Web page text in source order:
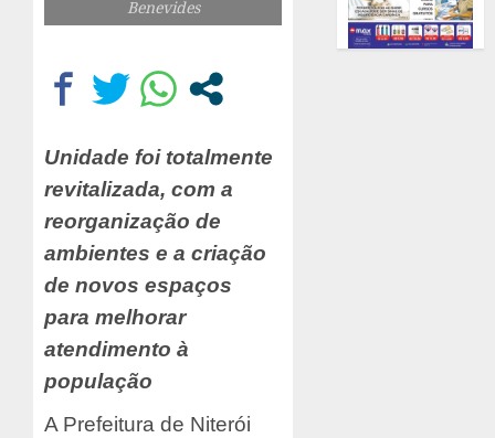
Benevides
Unidade foi totalmente
revitalizada, com a
reorganização de
ambientes e a criação
de novos espaços
para melhorar
atendimento à
população
A Prefeitura de Niterói